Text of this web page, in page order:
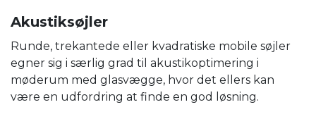
Akustiksøjler
Runde, trekantede eller kvadratiske mobile søjler
egner sig i særlig grad til akustikoptimering i
møderum med glasvægge, hvor det ellers kan
være en udfordring at finde en god løsning.